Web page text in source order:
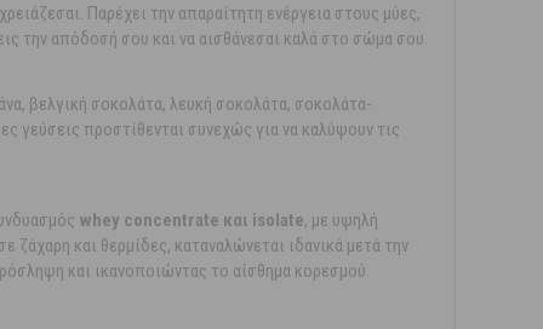
Παρέχει την απαραίτητη ενέργεια στους μύες,
την απόδοσή σου και να αισθάνεσαι καλά στο σώμα σου.
βελγική σοκολάτα, λευκή σοκολάτα, σοκολάτα-
γεύσεις προστίθενται συνεχώς για να καλύψουν τις
whey concentrate και isolate, με υψηλή
και θερμίδες, καταναλώνεται ιδανικά μετά την
και ικανοποιώντας το αίσθημα κορεσμού.